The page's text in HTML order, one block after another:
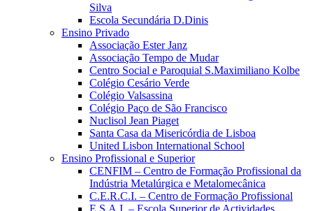
Silva
Escola Secundária D.Dinis
Ensino Privado
Associação Ester Janz
Associação Tempo de Mudar
Centro Social e Paroquial S.Maximiliano Kolbe
Colégio Cesário Verde
Colégio Valsassina
Colégio Paço de São Francisco
Nuclisol Jean Piaget
Santa Casa da Misericórdia de Lisboa
United Lisbon International School
Ensino Profissional e Superior
CENFIM – Centro de Formação Profissional da
Indústria Metalúrgica e Metalomecânica
C.E.R.C.I. – Centro de Formação Profissional
E.S.A.I. – Escola Superior de Actividades